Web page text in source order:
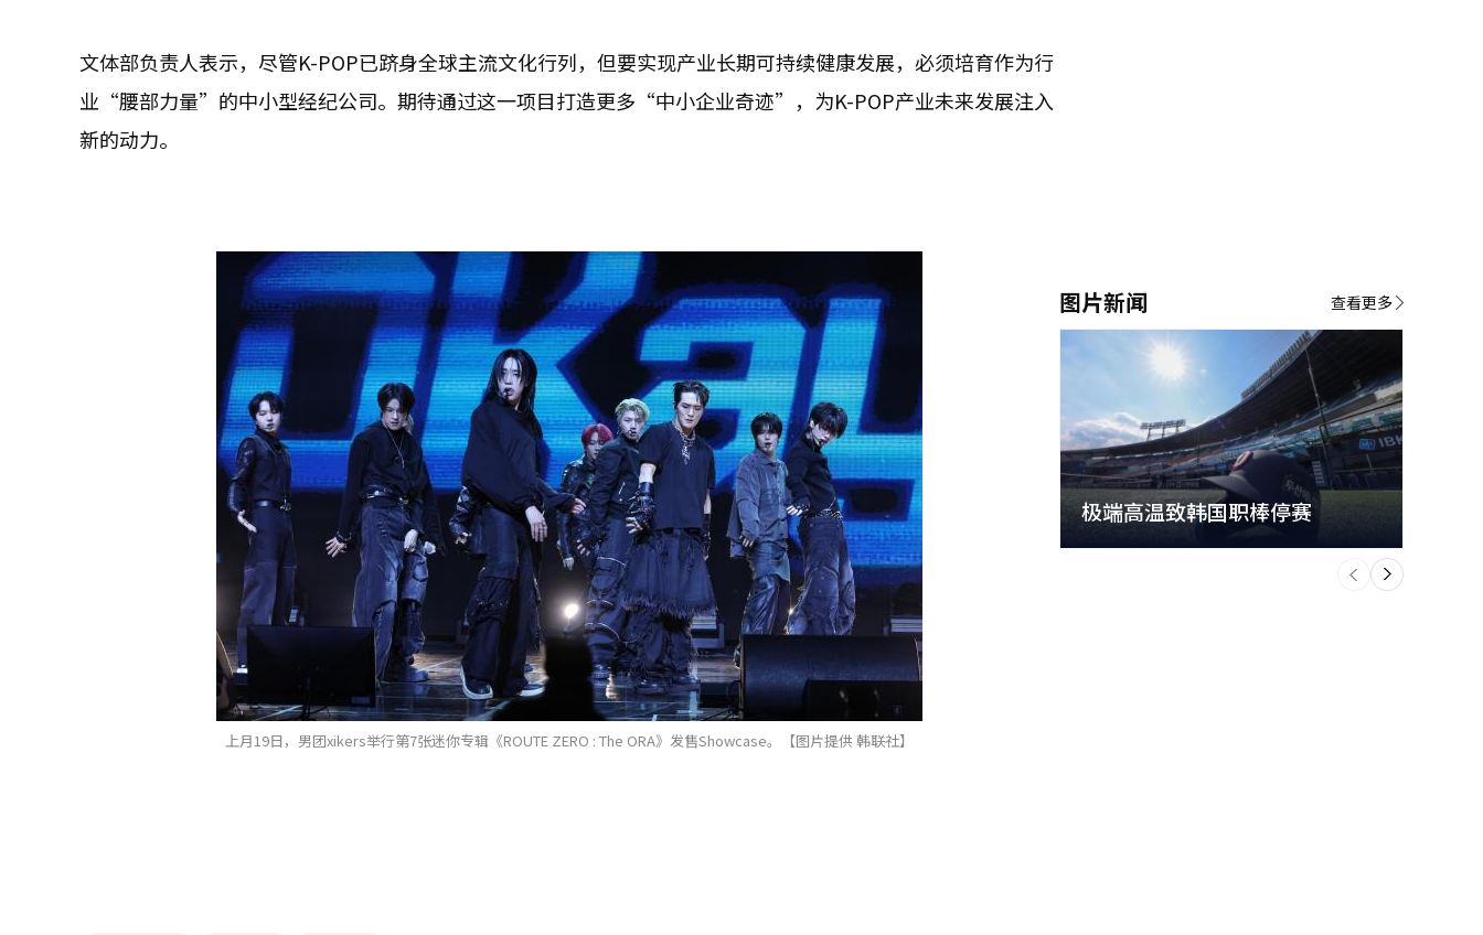
文体部负责人表示，尽管K-POP已跻身全球主流文化行列，但要实现产业长期可持续健康发展，必须培育作为行
业“腰部力量”的中小型经纪公司。期待通过这一项目打造更多“中小企业奇迹”，为K-POP产业未来发展注入
新的动力。
上月19日，男团xikers举行第7张迷你专辑《ROUTE ZERO : The ORA》发售Showcase。【图片提供 韩联社】
图片新闻
极端高温致韩国职棒停赛
下
一
个
查看更多